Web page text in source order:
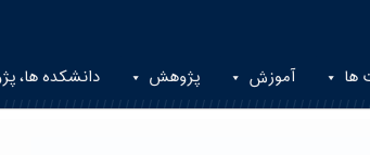
ها آموزش پژوهش دانشکده ها،